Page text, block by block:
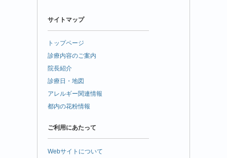
サイトマップ
トップページ
診療内容のご案内
院長紹介
診療日・地図
アレルギー関連情報
都内の花粉情報
ご利用にあたって
Webサイトについて